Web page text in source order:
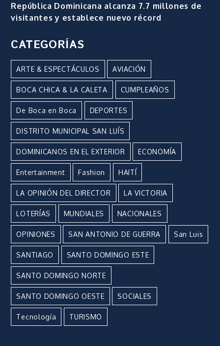
República Dominicana alcanza 7.7 millones de
visitantes y establece nuevo récord
CATEGORÍAS
ARTE & ESPECTÁCULOS AVIACIÓN
BOCA CHICA & LA CALETA CUMPLEAÑOS
De Boca en Boca DEPORTES
DISTRITO MUNICIPAL SAN LUÍS
DOMINICANOS EN EL EXTERIOR ECONOMÍA
Entertainment Fashion HAITÍ
LA OPINIÓN DEL DIRECTOR LA VICTORIA
LOTERÍAS MUNDIALES NACIONALES
OPINIONES SAN ANTONIO DE GUERRA San Luis
SANTIAGO SANTO DOMINGO ESTE
SANTO DOMINGO NORTE
SANTO DOMINGO OESTE SOCIALES
Tecnología TURISMO